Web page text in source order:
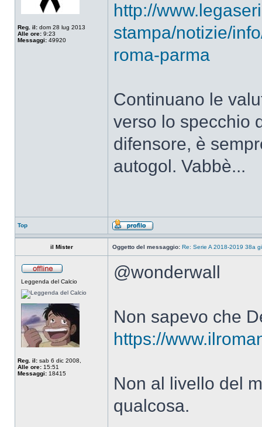
Reg. il: dom 28 lug 2013
Alle ore: 9:23
Messaggi: 49920
http://
stampa/notizie/
roma-parma
Continuano le
verso lo specchio
difensore, è
autogol. Vabbè...
Top
il Mister Oggetto del messaggio: Re: Serie A 2018-2019 38a
Leggenda del Calcio
Reg. il: sab 6 dic 2008,
Alle ore: 15:51
Messaggi: 18415
@wonderwall
Non sapevo che
https://
Non al livello del
qualcosa.